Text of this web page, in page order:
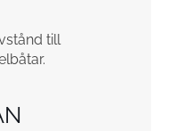
till